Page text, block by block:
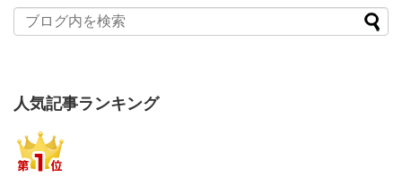
人気記事ランキング